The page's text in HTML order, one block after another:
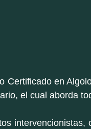
Certificado en
el cual aborda